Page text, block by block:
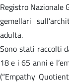
Registro Nazionale
gemellari
adulta.
Sono stati raccolti
18 e i 65 anni e
(“Empathy